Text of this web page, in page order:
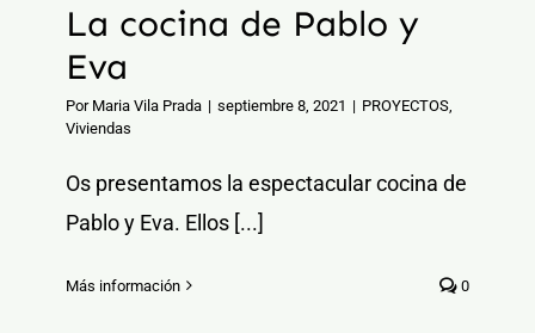
La cocina de Pablo y
Eva
Por Maria Vila Prada | septiembre 8, 2021 | PROYECTOS
Viviendas
Os presentamos la espectacular cocina de
Pablo y Eva. Ellos [...]
Más información 0